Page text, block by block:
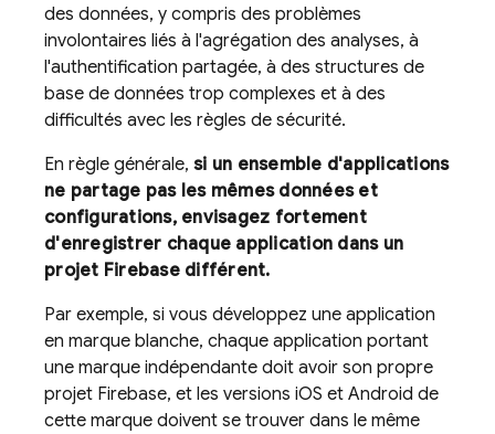
des données, y compris des problèmes
involontaires liés à l'agrégation des analyses, à
l'authentification partagée, à des structures de
base de données trop complexes et à des
difficultés avec les règles de sécurité.
En règle générale, si un ensemble d'applications
ne partage pas les mêmes données et
configurations, envisagez fortement
d'enregistrer chaque application dans un
projet Firebase différent.
Par exemple, si vous développez une application
en marque blanche, chaque application portant
une marque indépendante doit avoir son propre
projet Firebase, et les versions iOS et Android de
cette marque doivent se trouver dans le même